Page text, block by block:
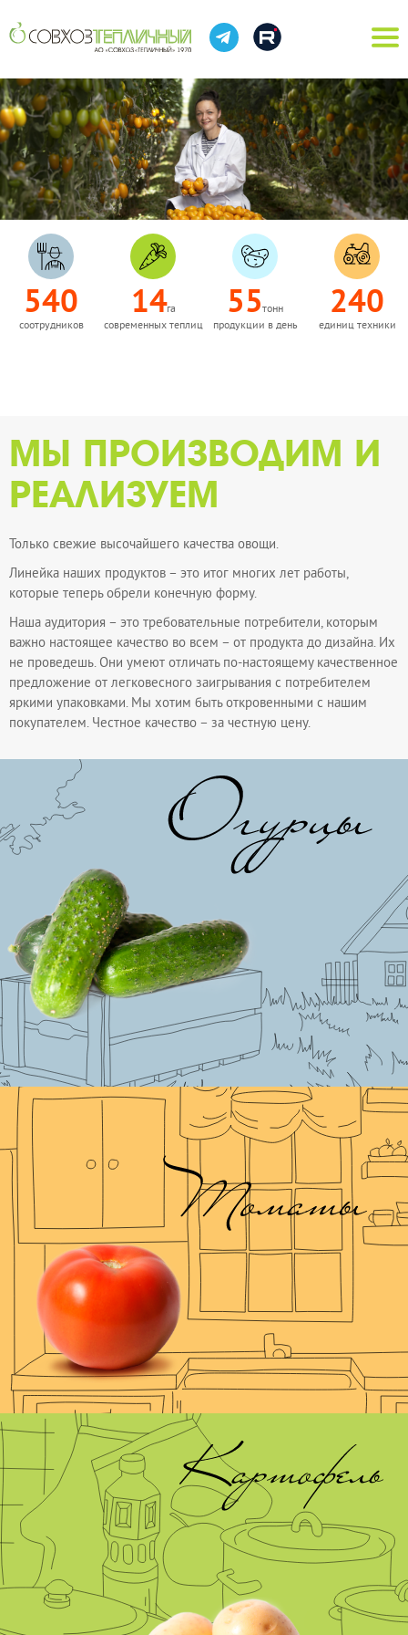
540
соотрудников
14
га
современных теплиц
55тонн
продукции в день
240
единиц техники
МЫ ПРОИЗВОДИМ И
РЕАЛИЗУЕМ
Только свежие высочайшего качества овощи.
Линейка наших продуктов – это итог многих лет работы,
которые теперь обрели конечную форму.
Наша аудитория – это требовательные потребители, которым
важно настоящее качество во всем – от продукта до дизайна. Их
не проведешь. Они умеют отличать по-настоящему качественное
предложение от легковесного заигрывания с потребителем
яркими упаковками. Мы хотим быть откровенными с нашим
покупателем. Честное качество – за честную цену.